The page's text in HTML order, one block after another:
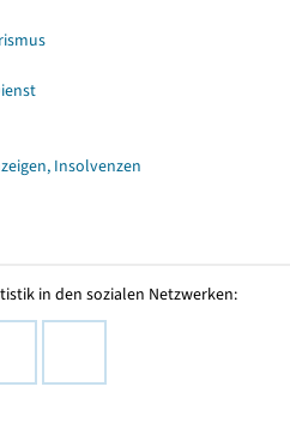
Insolvenzen
in den sozialen Netzwerken: